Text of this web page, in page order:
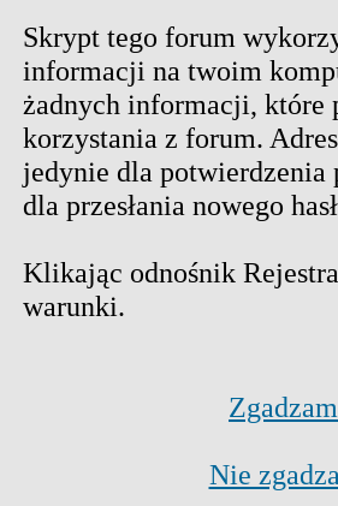
Skrypt tego forum
informacji na twoim
żadnych informacji, które
korzystania z forum.
jedynie dla potwierdzenia
dla przesłania nowego
Klikając odnośnik
warunki.
Nie